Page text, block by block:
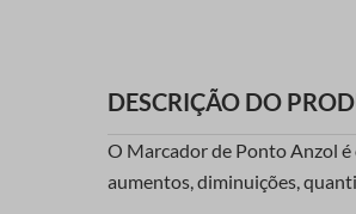
DESCRIÇÃO DO
O Marcador de Ponto Anzol é
aumentos, diminuições,